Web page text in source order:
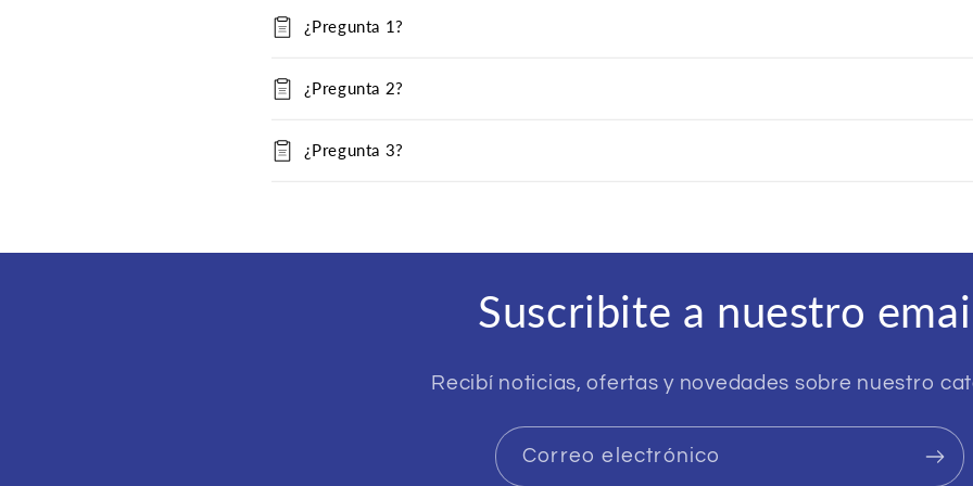
¿Pregunta 1?
¿Pregunta 2?
¿Pregunta 3?
Suscribite a nuestro
Recibí noticias, ofertas y novedades sobre nuestro
Correo electrónico